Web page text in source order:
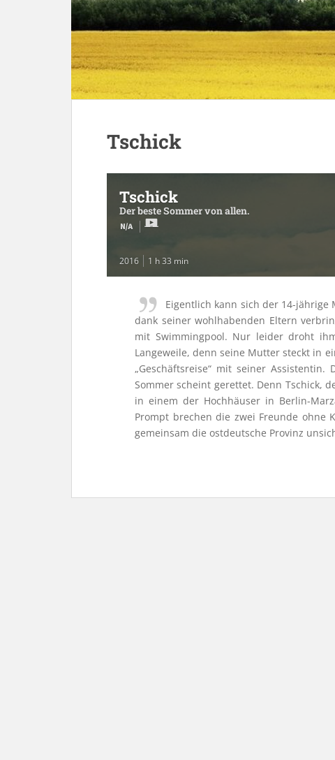
Tschick
Tschick
Der beste Sommer von allen.
2016 1 h 33 min
Eigentlich kann sich der 14-
dank seiner wohlhabenden Eltern
mit Swimmingpool. Nur leider droht
Langeweile, denn seine Mutter steckt in
„Geschäftsreise“ mit seiner
Sommer scheint gerettet. Denn Tschick,
in einem der Hochhäuser in Berlin-
Prompt brechen die zwei Freunde ohne
gemeinsam die ostdeutsche Provinz